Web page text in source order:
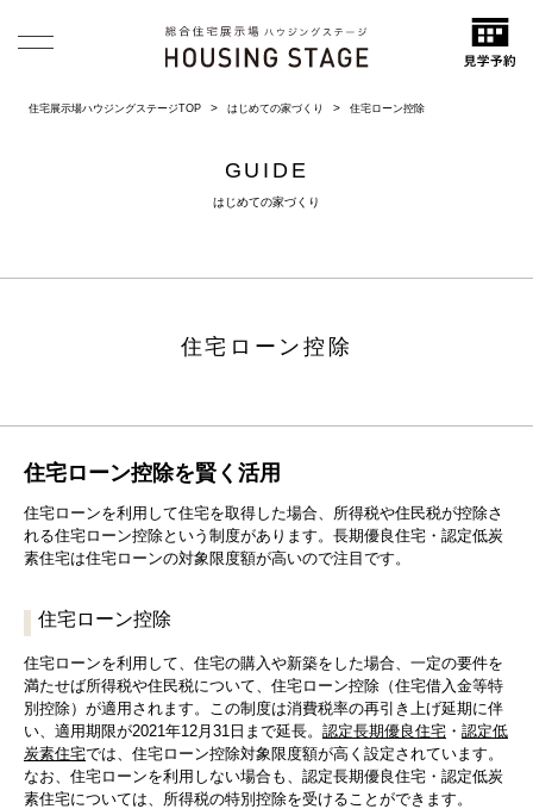
住宅展示場ハウジングステージTOP はじめての家づくり 住宅ローン控除
GUIDE
はじめての家づくり
住宅ローン控除
住宅ローン控除を賢く活用
住宅ローンを利用して住宅を取得した場合、所得税や住民税が控除さ
れる住宅ローン控除という制度があります。長期優良住宅・認定低炭
素住宅は住宅ローンの対象限度額が高いので注目です。
住宅ローン控除
住宅ローンを利用して、住宅の購入や新築をした場合、一定の要件を
満たせば所得税や住民税について、住宅ローン控除（住宅借入金等特
別控除）が適用されます。この制度は消費税率の再引き上げ延期に伴
い、適用期限が2021年12月31日まで延長。 認定長期優良住宅 ・ 認定低
炭素住宅では、住宅ローン控除対象限度額が高く設定されています。
なお、住宅ローンを利用しない場合も、認定長期優良住宅・認定低炭
素住宅については、所得税の特別控除を受けることができます。